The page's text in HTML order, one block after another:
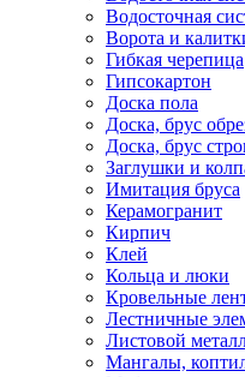
Водосточная
Ворота и
Гибкая черепица
Гипсокартон
Доска пола
Доска, брус
Доска, брус
Заглушки и
Имитация бруса
Керамогранит
Кирпич
Клей
Кольца и люки
Кровельные
Лестничные
Листовой
Мангалы,